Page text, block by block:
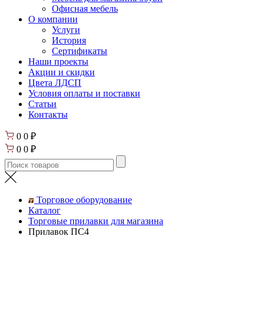
Офисная мебель
О компании
Услуги
История
Сертификаты
Наши проекты
Акции и скидки
Цвета ЛДСП
Условия оплаты и поставки
Статьи
Контакты
0 0 ₽
0 0 ₽
Торговое оборудование
Каталог
Торговые прилавки для магазина
Прилавок ПС4